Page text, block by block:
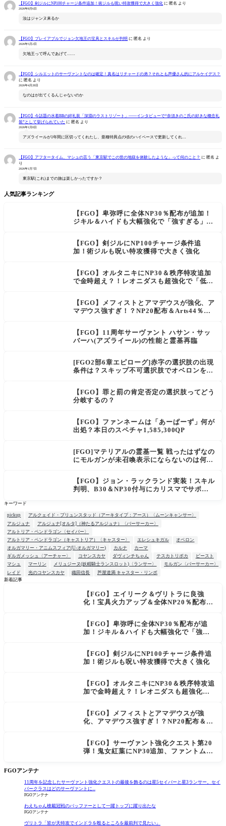
【FGO】剣ジルにNP100チャージ条件追加！術ジルも呪い特攻獲得で大きく強化 に 匿名 より
2026年8月6日
汝はジャンヌ来るか
【FGO】プレイアブルでジョン欠地王の宝具とスキルが判明 に 匿名 より
2026年5月2日
欠地王って呼んであげて……
【FGO】シルエットのサーヴァントなのは確定！真名はリチャードの弟？それとも声優さん的にアルケイデス？
に 匿名 より
2026年4月28日
なのはが出てくるんじゃないのか
【FGO】今話題の水着BBの絆礼装「深淵のラストリゾート」――インタビューで“奈須きのこ氏の好きな概念礼
装”として挙げられていた に匿名 より
2026年1月8日
アズライールが1年間に区切ってくれたし、亜種特異点の頃のハイペースで更新してくれ…
【FGO】アフタータイム、マシュの言う「東京駅でこの世の地獄を体験したような」って何のこと？ に 匿名 よ
り
2026年1月7日
東京駅(これ)までの旅は楽しかったですか？
人気記事ランキング
【FGO】卑弥呼に全体NP30％配布が追加！
ジキル＆ハイドも大幅強化で「強すぎる」の
【FGO】剣ジルにNP100チャージ条件追
加！術ジルも呪い特攻獲得で大きく強化
【FGO】オルタニキにNP30＆秩序特攻追加
で金時超え？！レオニダスも超強化で「低レ
【FGO】メフィストとアマデウスが強化、ア
マデウス強すぎ！？NP20配布＆Arts44％強
【FGO】11周年サーヴァント ハサン・サッ
バーハ(アズライール)の性能と霊基再臨
[FGO2部6章エピローグ]赤字の選択肢の出現
条件は？スキップ不可選択肢でオベロンを疑
【FGO】罪と罰の肯定否定の選択肢ってどう
分岐するの？
【FGO】ファンネームは「あーぱーず」何が
出処？本日のスペチャ1,585,300QP
[FGO]マテリアルの霊基一覧 戦ったはずなの
にモルガンが未召喚表示にならないのは何
【FGO】ジョン・ラックランド実装！スキル
判明、B30＆NP30付与にカリスマでサポ性
キーワード
pickup
アルクェイド・ブリュンスタッド（アーキタイプ：アース）〈ムーンキャンサー〉
アルジュナ
アルジュナ[オルタ]（神たるアルジュナ）〈バーサーカー〉
アルトリア・ペンドラゴン〈セイバー〉
アルトリア・ペンドラゴン（キャストリア）〈キャスター〉
エレシュキガル
オベロン
オルガマリー・アニムスフィア(U-オルガマリー)
カルナ
カーマ
ギルガメッシュ〈アーチャー〉
コヤンスカヤ ダヴィンチちゃん テスカトリポカ
ビースト
マシュ
マーリン メリュジーヌ(妖精騎士ランスロット)〈ランサー〉
モルガン〈バーサーカー〉
レイド
光のコヤンスカヤ 織田信長
芦屋道満 キャスター・リンボ
新着記事
【FGO】エイリーク＆ヴリトラに良強
化！宝具火力アップ＆全体NP20％配布で
【FGO】卑弥呼に全体NP30％配布が追
加！ジキル＆ハイドも大幅強化で「強す
【FGO】剣ジルにNP100チャージ条件追
加！術ジルも呪い特攻獲得で大きく強化
【FGO】オルタニキにNP30＆秩序特攻追
加で金時超え？！レオニダスも超強化で
【FGO】メフィストとアマデウスが強
化、アマデウス強すぎ！？NP20配布＆Ar
【FGO】サーヴァント強化クエスト第20
弾！鬼女紅葉にNP30追加、ファントムも
FGOアンテナ
11周年を記念したサーヴァント強化クエストの最後を飾るのは星5セイバーと星3ランサー。セイ
バークラスはどのサーヴァントに...
FGOアンテナ
わえちゃん槍戴冠戦のバッファーとして一躍トップに躍り出たな
FGOアンテナ
ヴリトラ「皆が天特攻でインドラを殴るところを最前列で見たい」